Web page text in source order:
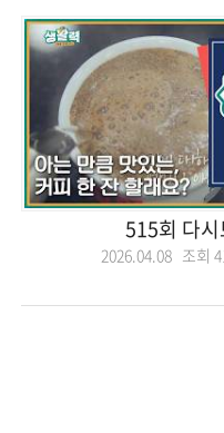
515회 다
2026.04.08 조회